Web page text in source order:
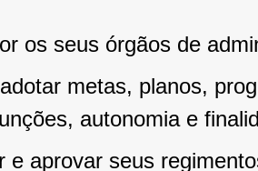
os seus órgãos de
metas, planos,
autonomia e
e aprovar seus